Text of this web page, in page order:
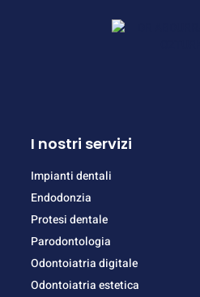
I nostri servizi
Impianti dentali
Endodonzia
Protesi dentale
Parodontologia
Odontoiatria digitale
Odontoiatria estetica